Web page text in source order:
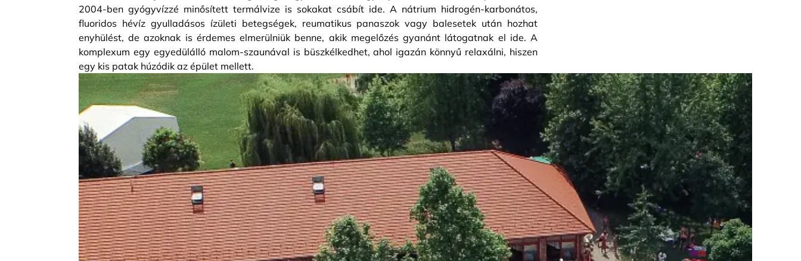
2004-ben gyógyvízzé minősített termálvize is sokakat csábít ide. A nátrium hidrogén-karbonátos,
fluoridos hévíz gyulladásos ízületi betegségek, reumatikus panaszok vagy balesetek után hozhat
enyhülést, de azoknak is érdemes elmerülniük benne, akik megelőzés gyanánt látogatnak el ide. A
komplexum egy egyedülálló malom-szaunával is büszkélkedhet, ahol igazán könnyű relaxálni, hiszen
egy kis patak húzódik az épület mellett.